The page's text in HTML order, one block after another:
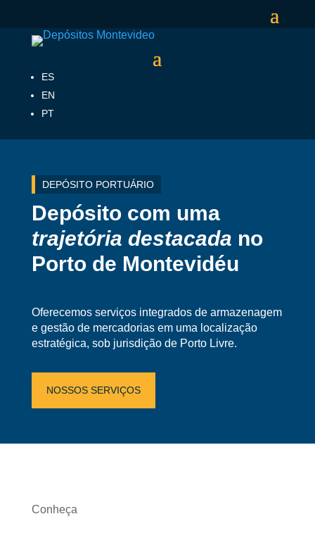
ES
EN
PT
DEPÓSITO PORTUÁRIO
Depósito com uma
trajetória destacada no
Porto de Montevidéu
Oferecemos serviços integrados de armazenagem
e gestão de mercadorias em uma localização
estratégica, sob jurisdição de Porto Livre.
NOSSOS SERVIÇOS
Conheça